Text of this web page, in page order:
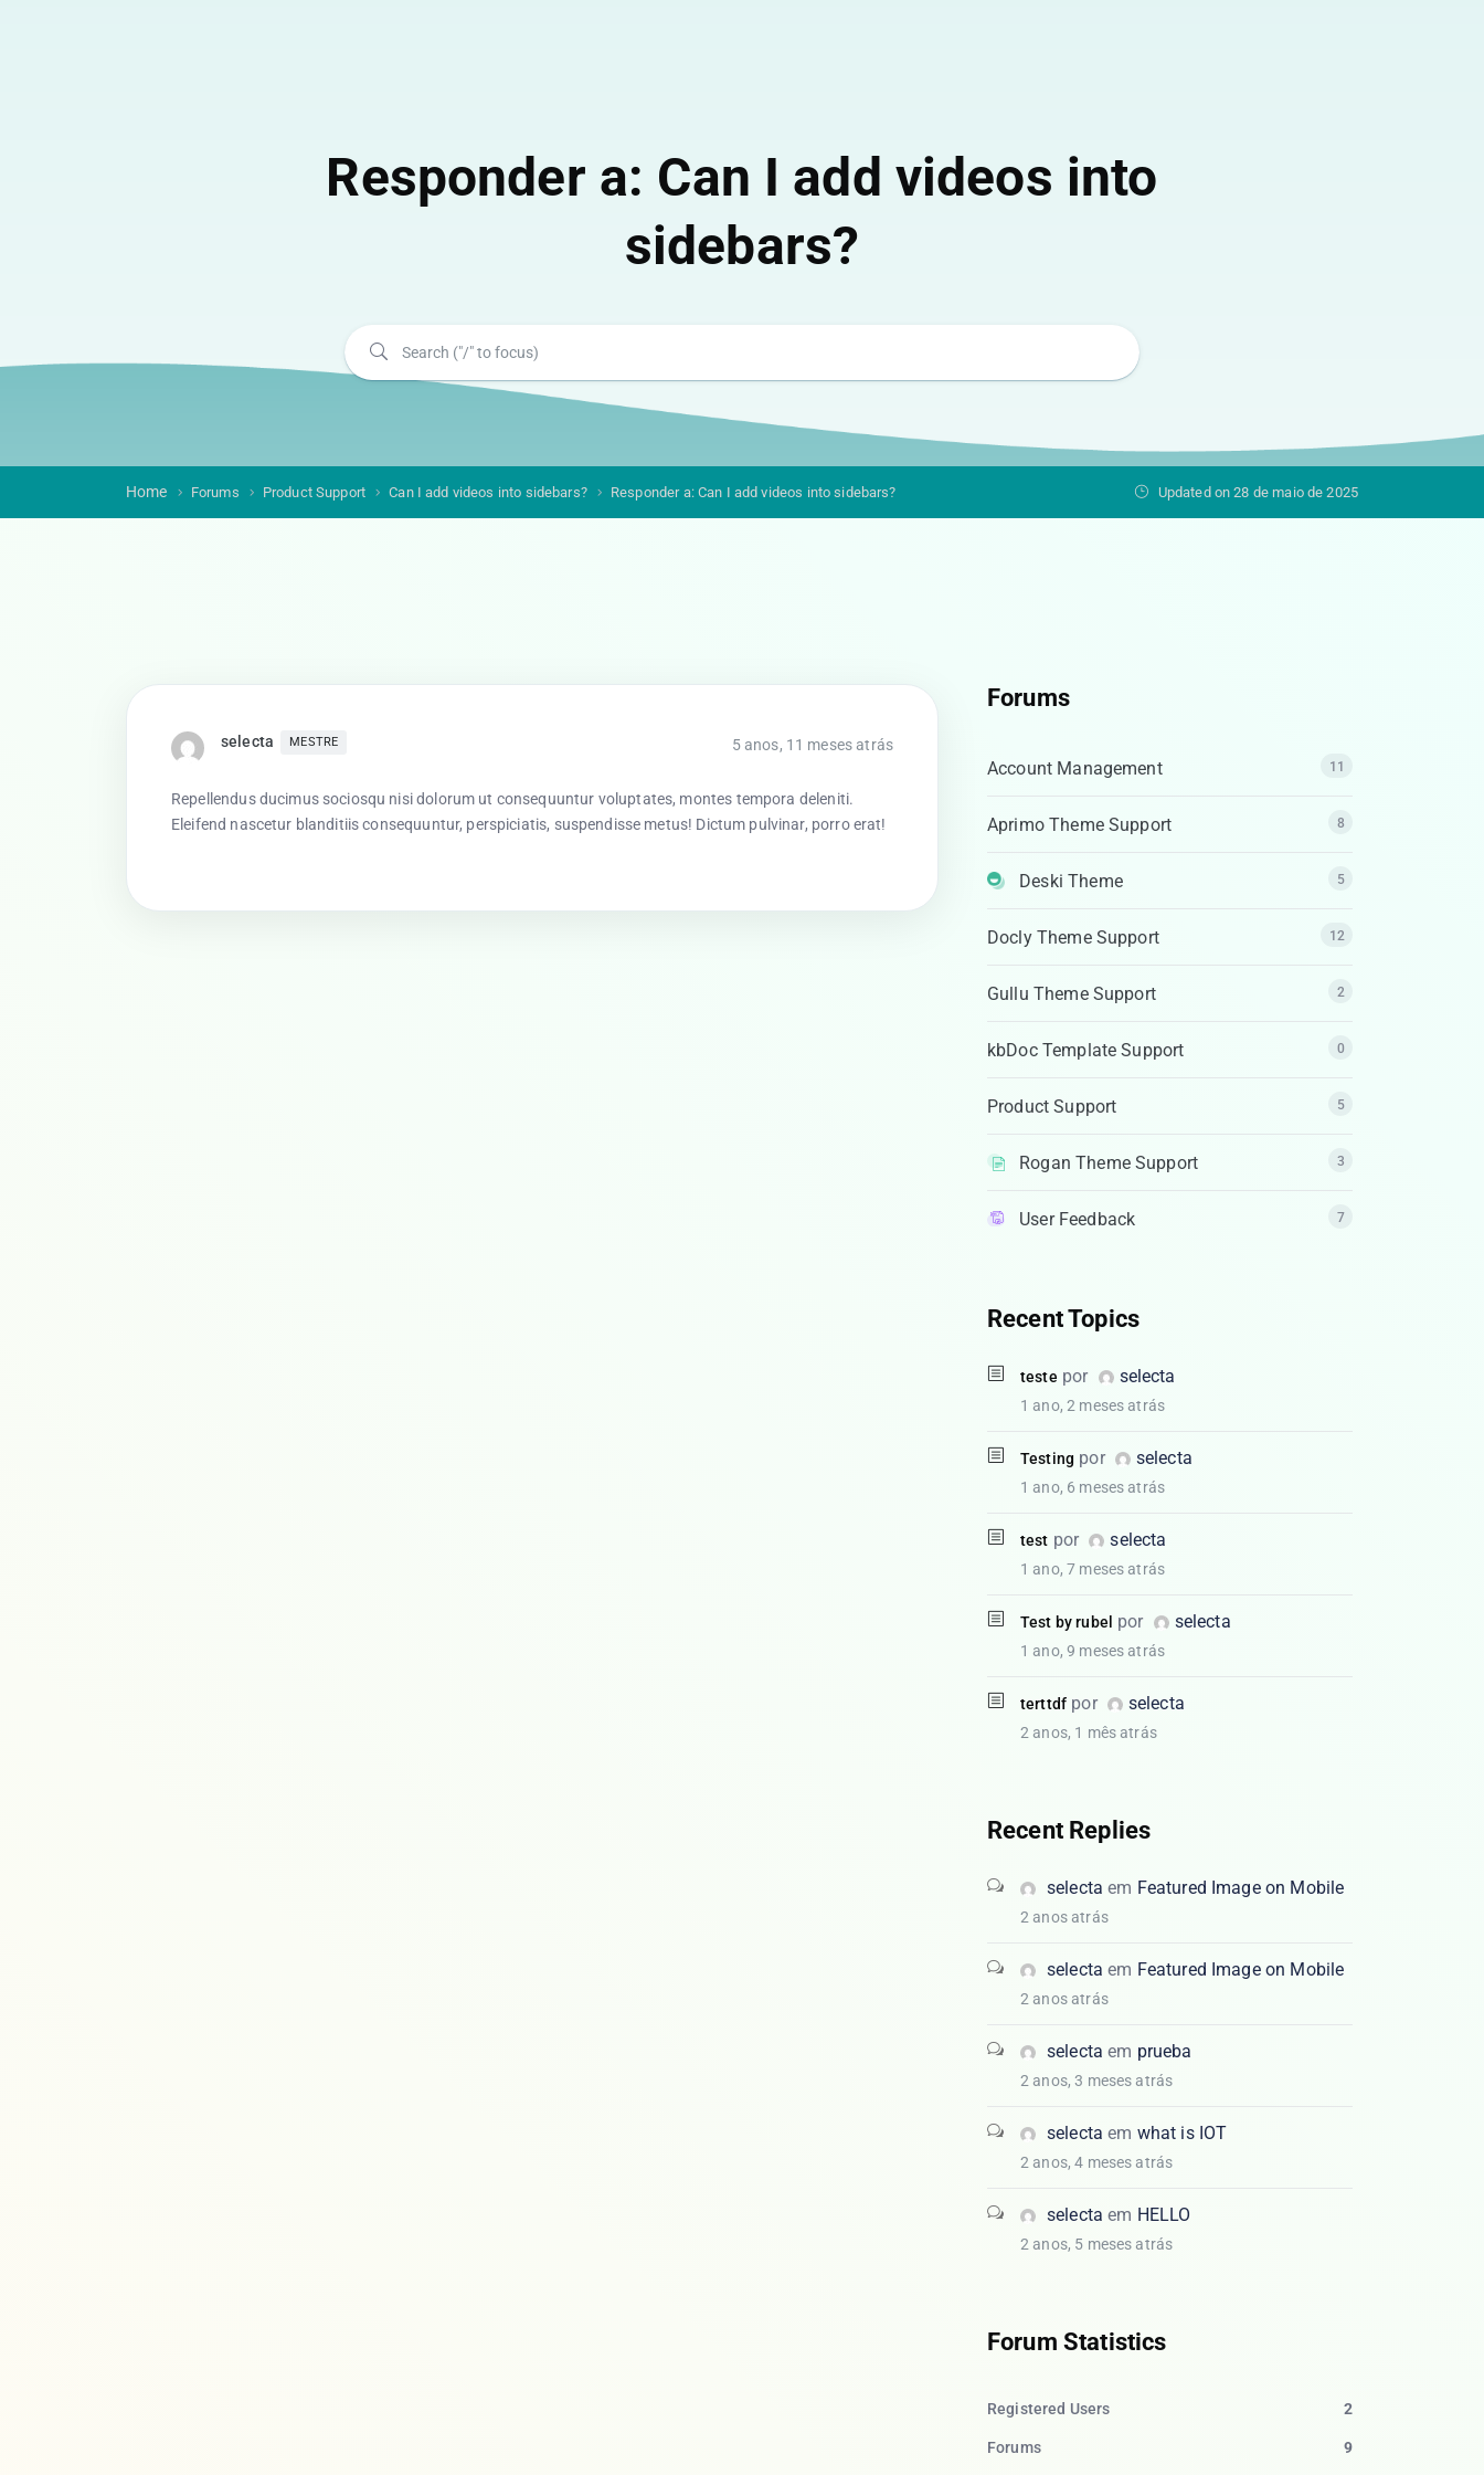
Responder a: Can I add videos into
sidebars?
Home Forums Product Support Can I add videos into sidebars? Responder a: Can I add videos into sidebars? Updated on 28 de maio de 2025
selecta MESTRE 5 anos, 11 meses atrás
Repellendus ducimus sociosqu nisi dolorum ut consequuntur voluptates, montes tempora deleniti.
Eleifend nascetur blanditiis consequuntur, perspiciatis, suspendisse metus! Dictum pulvinar, porro erat!
Forums
Account Management 11
Aprimo Theme Support 8
Deski Theme 5
Docly Theme Support 12
Gullu Theme Support 2
kbDoc Template Support 0
Product Support 5
Rogan Theme Support 3
User Feedback 7
Recent Topics
teste por selecta
1 ano, 2 meses atrás
Testing por selecta
1 ano, 6 meses atrás
test por selecta
1 ano, 7 meses atrás
Test by rubel por selecta
1 ano, 9 meses atrás
terttdf por selecta
2 anos, 1 mês atrás
Recent Replies
selecta em Featured Image on Mobile
2 anos atrás
selecta em Featured Image on Mobile
2 anos atrás
selecta em prueba
2 anos, 3 meses atrás
selecta em what is IOT
2 anos, 4 meses atrás
selecta em HELLO
2 anos, 5 meses atrás
Forum Statistics
Registered Users 2
Forums 9